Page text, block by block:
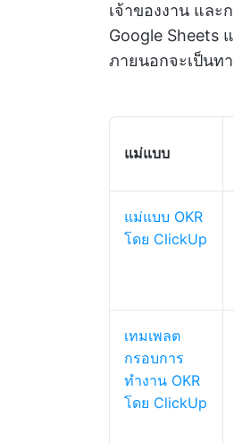
เจ้าของงาน และ
Google Sheets
ภายนอกจะเป็นทา
แม่แบบ
แม่แบบ OKR
โดย ClickUp
เทมเพลต
กรอบการ
ทำงาน OKR
โดย ClickUp